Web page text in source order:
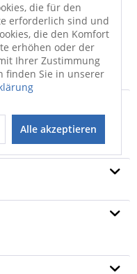
· Waschbar bis
mehr
die für den
erforderlich sind und
die den Komfort
erhöhen oder der
Ihrer Zustimmung
finden Sie in unserer
Alle akzeptieren